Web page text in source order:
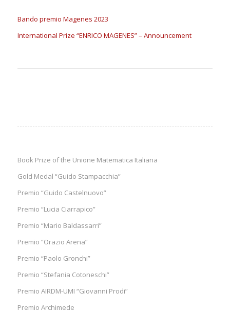
Bando premio Magenes 2023
International Prize “ENRICO MAGENES” – Announcement
Book Prize of the Unione Matematica Italiana
Gold Medal “Guido Stampacchia”
Premio “Guido Castelnuovo”
Premio “Lucia Ciarrapico”
Premio “Mario Baldassarri”
Premio “Orazio Arena”
Premio “Paolo Gronchi”
Premio “Stefania Cotoneschi”
Premio AIRDM-UMI “Giovanni Prodi”
Premio Archimede